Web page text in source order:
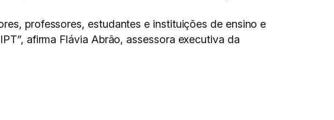
professores, estudantes e instituições de ensino e
afirma Flávia Abrão, assessora executiva da